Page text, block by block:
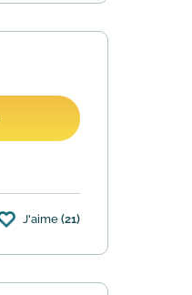
de
J'aime (21)